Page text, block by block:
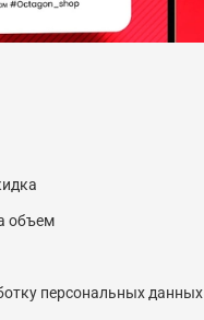
объем
персональных данных